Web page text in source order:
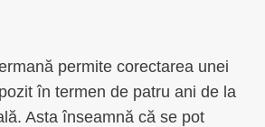
permite corectarea unei
în termen de patru ani de la
Asta înseamnă că se pot